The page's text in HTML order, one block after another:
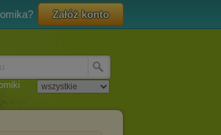
Załóż konto